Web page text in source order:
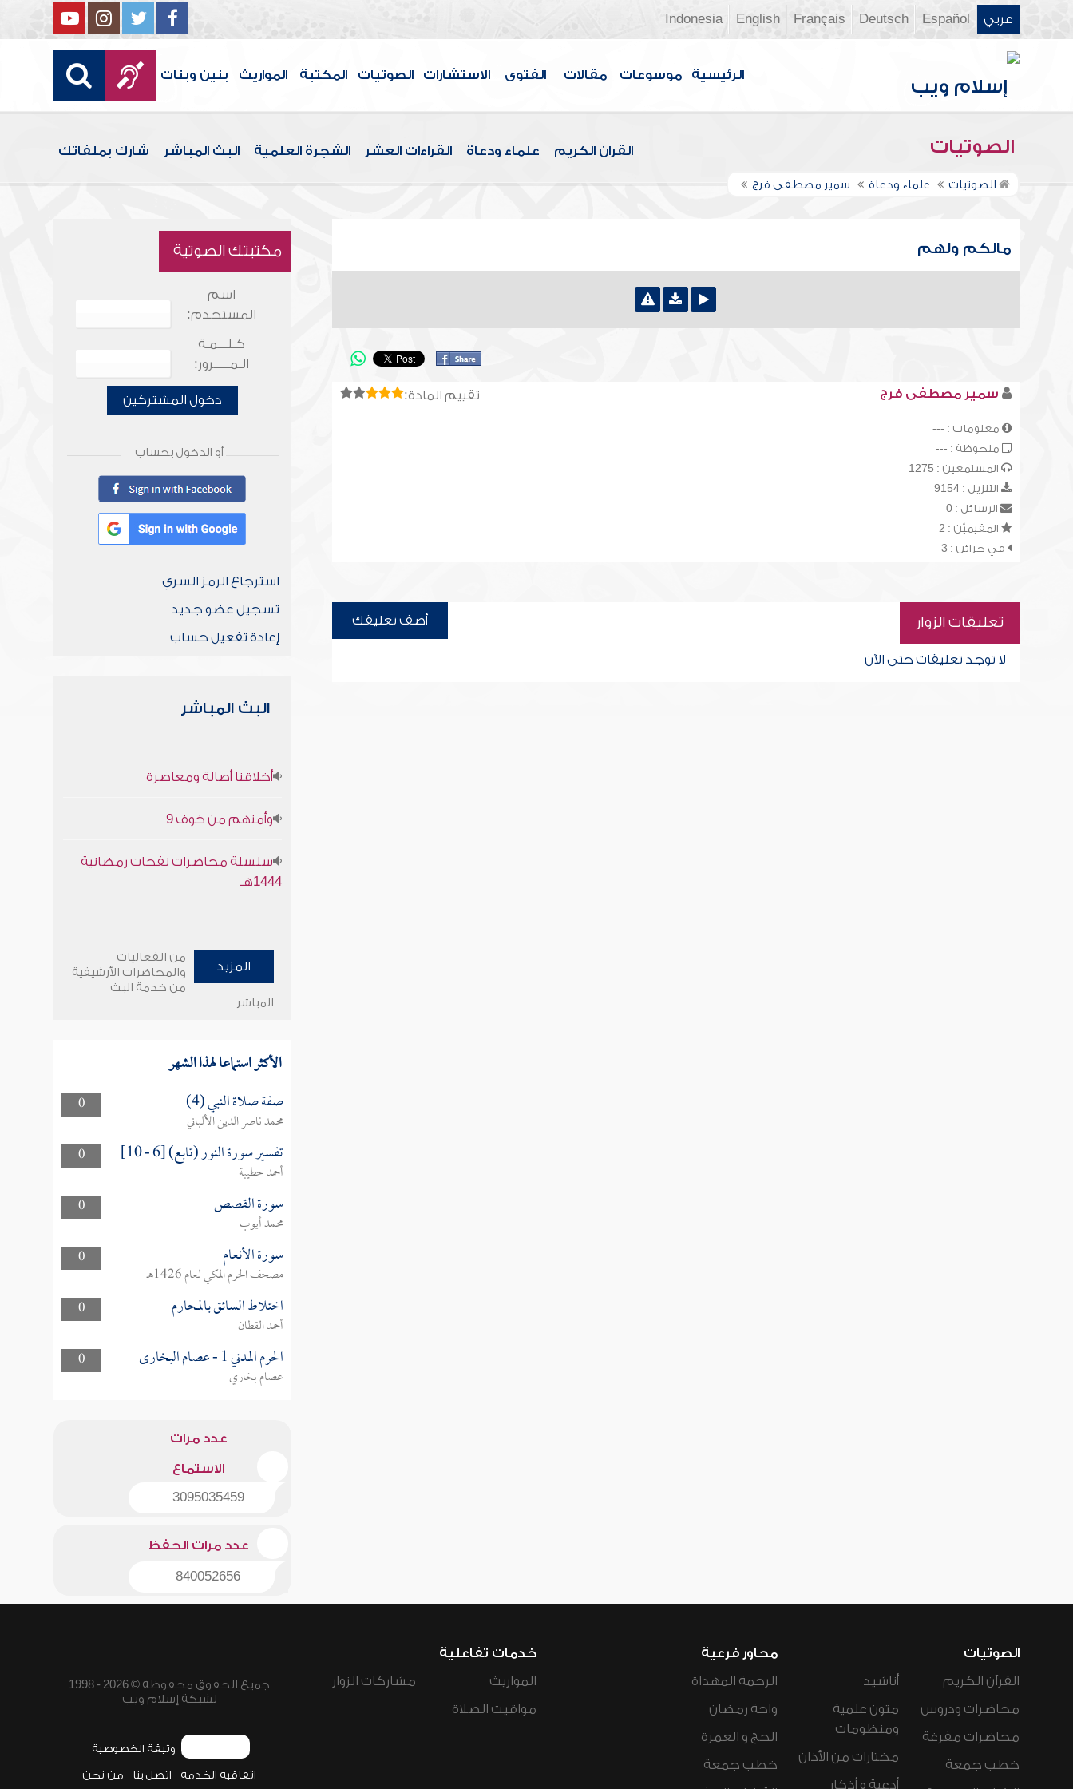
عربي Español
Deutsch
Français
English
Indonesia
الرئيسية موسوعات مقالات الفتوى الاستشارات الصوتيات المكتبة المواريث بنين وبنات
الصوتيات القرآن الكريم علماء ودعاة القراءات العشر الشجرة العلمية البث المباشر شارك بملفاتك
الصوتيات علماء ودعاة سمير مصطفى فرج
مالكم ولهم
تقييم المادة: سمير مصطفى فرج
معلومات : ---
ملحوظة : ---
المستمعين : 1275
التنزيل : 9154
الرسائل : 0
المقيميّن : 2
في خزائن : 3
تعليقات الزوار أضف تعليقك
لا توجد تعليقات حتى الآن
مكتبتك الصوتية
اسم
المستخدم:
كـلـــمـة
الـمـــــرور:
دخول المشتركين
أو الدخول بحساب
استرجاع الرمز السري
تسجيل عضو جديد
إعادة تفعيل حساب
البث المباشر
أخلاقنا أصالة ومعاصرة
وأمنهم من خوف 9
سلسلة محاضرات نفحات رمضانية
1444هـ
المزيد
من الفعاليات
والمحاضرات الأرشيفية
من خدمة البث
المباشر
الأكثر استماعا لهذا الشهر
0 صفة صلاة النبي (4)
محمد ناصر الدين الألباني
0
تفسير سورة النور (تابع) [6 - 10]
أحمد حطيبة
0
سورة القصص
محمد أيوب
0
سورة الأنعام
مصحف الحرم المكي لعام 1426هـ
0
اختلاط السائق بالمحارم
أحمد القطان
0
الحرم المدني 1 - عصام البخارى
عصام بخاري
عدد مرات
الاستماع
3095035459
عدد مرات الحفظ
840052656
الصوتيات
القرآن الكريم
محاضرات ودروس
محاضرات مفرغة
خطب جمعة
أناشيد
متون علمية
ومنظومات
مختارات من الأذان
أدعية و أذكار
محاور فرعية
الرحمة المهداة
واحة رمضان
الحج و العمرة
خطب جمعة
خدمات تفاعلية
المواريث
مواقيت الصلاة
مشاركات الزوار
جميع الحقوق محفوظة © 2026 - 1998
لشبكة إسلام ويب
وثيقة الخصوصية
اتفاقية الخدمة اتصل بنا من نحن